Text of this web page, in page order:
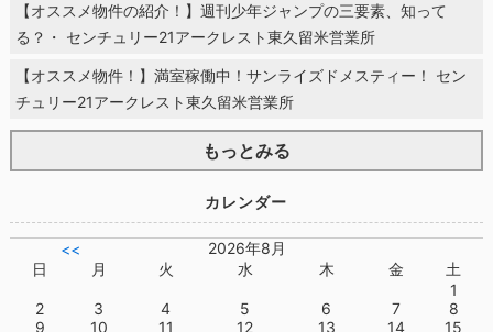
【オススメ物件の紹介！】週刊少年ジャンプの三要素、知って
る？・ センチュリー21アークレスト東久留米営業所
【オススメ物件！】満室稼働中！サンライズドメスティー！ セン
チュリー21アークレスト東久留米営業所
もっとみる
カレンダー
<<
2026年8月
日
月 火 水 木 金
土
1
2
3 4 5 6 7
8
9
10 11 12 13 14 15